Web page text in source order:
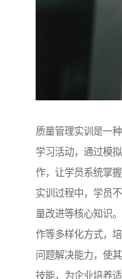
质量管理实训是一
学习活动，通过模
作，让学员系统掌
实训过程中，学员
量改进等核心知识
作等多样化方式，
问题解决能力，使
技能，为企业培养